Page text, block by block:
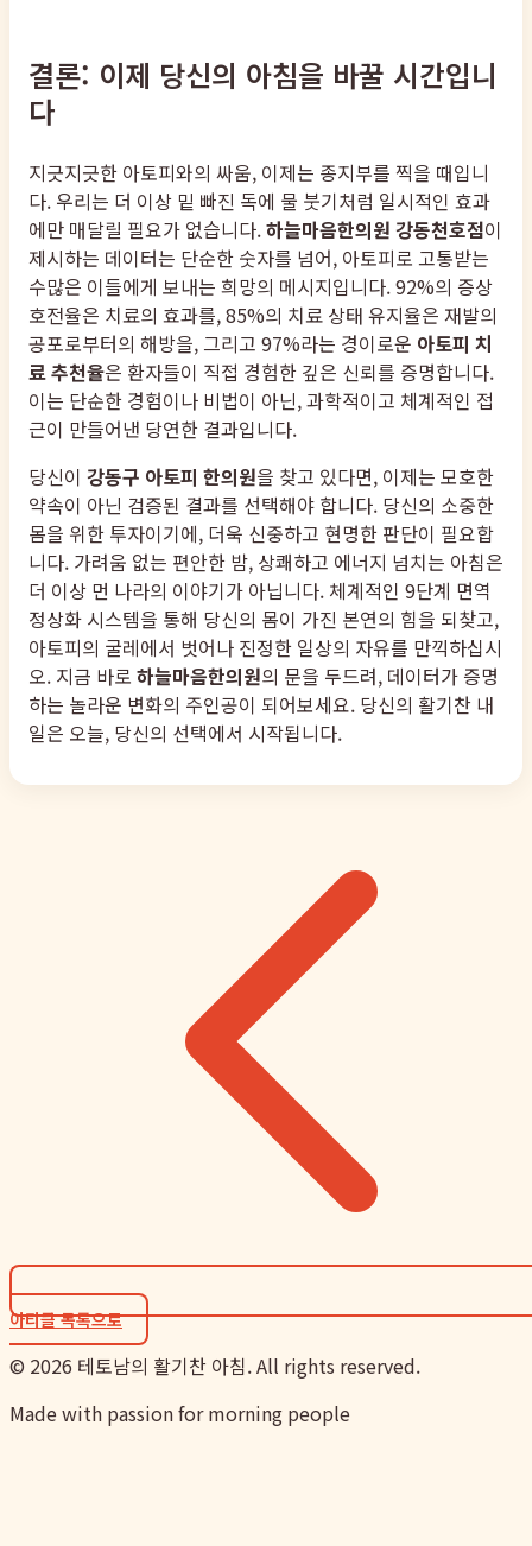
결론: 이제 당신의 아침을 바꿀 시간입니
다
지긋지긋한 아토피와의 싸움, 이제는 종지부를 찍을 때입니
다. 우리는 더 이상 밑 빠진 독에 물 붓기처럼 일시적인 효과
에만 매달릴 필요가 없습니다.하늘마음한의원 강동천호점이
제시하는 데이터는 단순한 숫자를 넘어, 아토피로 고통받는
수많은 이들에게 보내는 희망의 메시지입니다. 92%의 증상
호전율은 치료의 효과를, 85%의 치료 상태 유지율은 재발의
공포로부터의 해방을, 그리고 97%라는 경이로운 아토피 치
료 추천율은 환자들이 직접 경험한 깊은 신뢰를 증명합니다.
이는 단순한 경험이나 비법이 아닌, 과학적이고 체계적인 접
근이 만들어낸 당연한 결과입니다.
당신이 강동구 아토피 한의원을 찾고 있다면, 이제는 모호한
약속이 아닌 검증된 결과를 선택해야 합니다. 당신의 소중한
몸을 위한 투자이기에, 더욱 신중하고 현명한 판단이 필요합
니다. 가려움 없는 편안한 밤, 상쾌하고 에너지 넘치는 아침은
더 이상 먼 나라의 이야기가 아닙니다. 체계적인 9단계 면역
정상화 시스템을 통해 당신의 몸이 가진 본연의 힘을 되찾고,
아토피의 굴레에서 벗어나 진정한 일상의 자유를 만끽하십시
오. 지금 바로 하늘마음한의원의 문을 두드려, 데이터가 증명
하는 놀라운 변화의 주인공이 되어보세요. 당신의 활기찬 내
일은 오늘, 당신의 선택에서 시작됩니다.
아티클 목록으로
© 2026 테토남의 활기찬 아침. All rights reserved.
Made with passion for morning people